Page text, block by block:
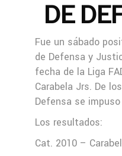
DE
Fue un sábado
de Defensa y
fecha de la Liga
Carabela Jrs. De
Defensa se
Los resultados:
Cat. 2010 –